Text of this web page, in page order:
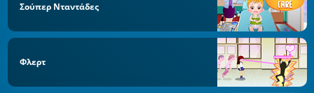
Σούπερ Νταντάδες
Φλερτ